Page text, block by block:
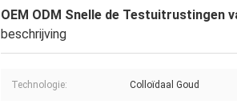
OEM ODM Snelle de Testuitrustingen
beschrijving
Technologie: Colloïdaal Goud